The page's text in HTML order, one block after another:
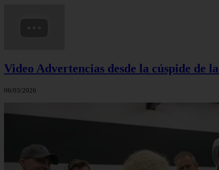
Video Advertencias desde la cúspide de
06/03/2026